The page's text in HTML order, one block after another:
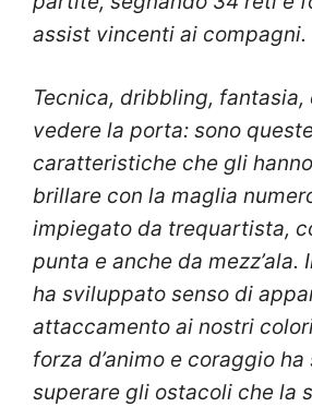
assist vincenti ai compagni.
Tecnica, dribbling,
vedere la porta: sono
caratteristiche che gli
brillare con la maglia
impiegato da trequartista,
punta e anche da mezz’ala.
ha sviluppato senso di
attaccamento ai nostri
forza d’animo e coraggio
superare gli ostacoli che la